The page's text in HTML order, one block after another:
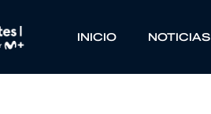
INICIO NOTICIAS